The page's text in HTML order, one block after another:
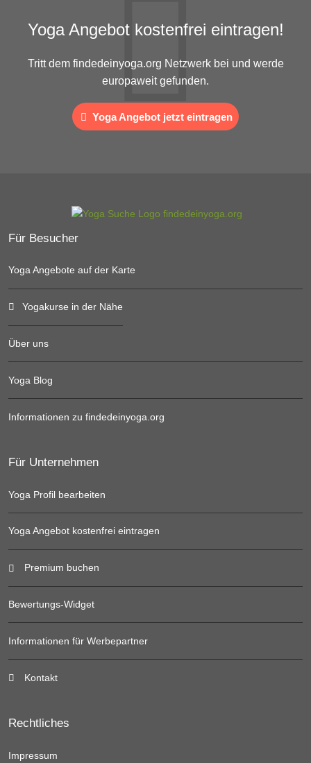
Yoga Angebot kostenfrei eintragen!
Tritt dem findedeinyoga.org Netzwerk bei und werde
europaweit gefunden.
Yoga Angebot jetzt eintragen
Für Besucher
Yoga Angebote auf der Karte
Yogakurse in der Nähe
Über uns
Yoga Blog
Informationen zu findedeinyoga.org
Für Unternehmen
Yoga Profil bearbeiten
Yoga Angebot kostenfrei eintragen
Premium buchen
Bewertungs-Widget
Informationen für Werbepartner
Kontakt
Rechtliches
Impressum